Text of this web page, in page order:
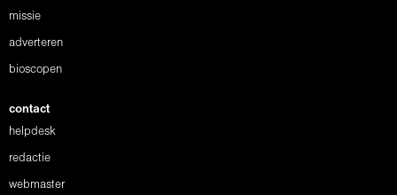
missie
adverteren
bioscopen
contact
helpdesk
redactie
webmaster